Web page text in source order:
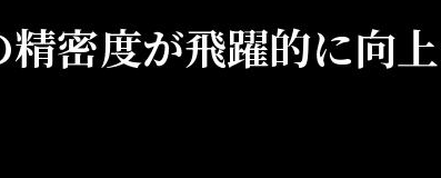
デジタル技術による労働環境の最適化
密度が飛躍的に向上